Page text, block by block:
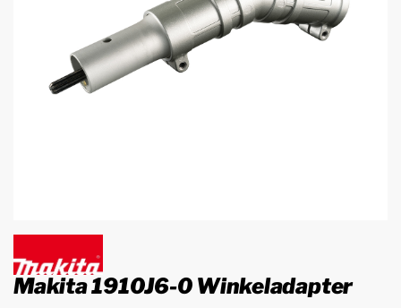
Makita 1910J6-0 Winkeladapter